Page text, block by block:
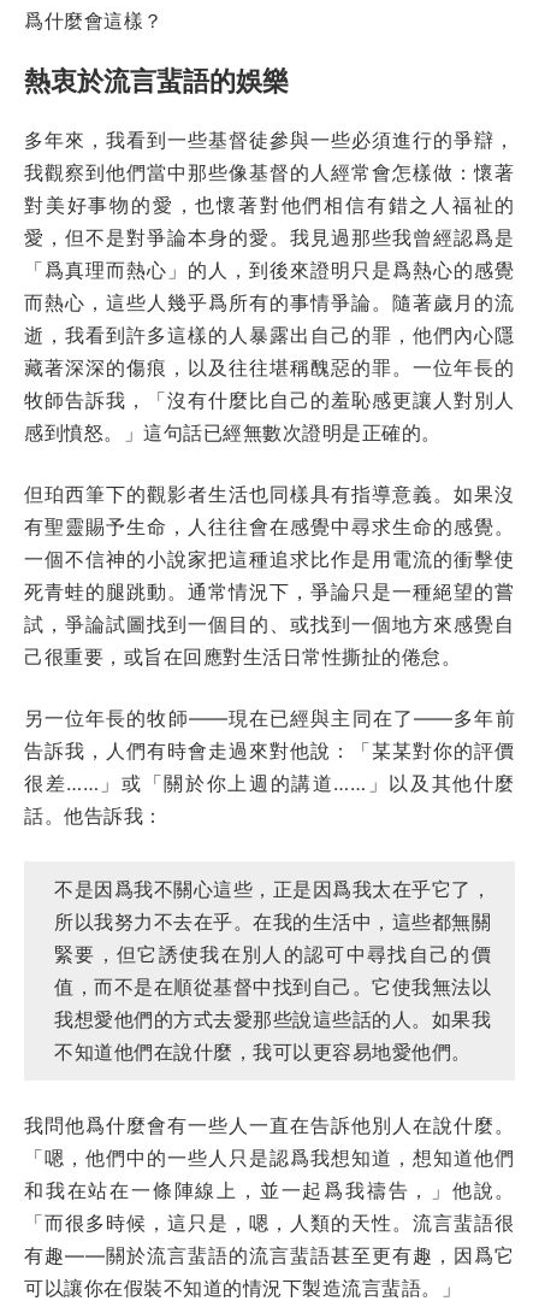
爲什麼會這樣？
熱衷於流言蜚語的娛樂
多年來，我看到一些基督徒參與一些必須進行的爭辯，
我觀察到他們當中那些像基督的人經常會怎樣做：懷著
對美好事物的愛，也懷著對他們相信有錯之人福祉的
愛，但不是對爭論本身的愛。我見過那些我曾經認爲是
「爲真理而熱心」的人，到後來證明只是爲熱心的感覺
而熱心，這些人幾乎爲所有的事情爭論。隨著歲月的流
逝，我看到許多這樣的人暴露出自己的罪，他們內心隱
藏著深深的傷痕，以及往往堪稱醜惡的罪。一位年長的
牧師告訴我，「沒有什麼比自己的羞恥感更讓人對別人
感到憤怒。」這句話已經無數次證明是正確的。
但珀西筆下的觀影者生活也同樣具有指導意義。如果沒
有聖靈賜予生命，人往往會在感覺中尋求生命的感覺。
一個不信神的小說家把這種追求比作是用電流的衝擊使
死青蛙的腿跳動。通常情況下，爭論只是一種絕望的嘗
試，爭論試圖找到一個目的、或找到一個地方來感覺自
己很重要，或旨在回應對生活日常性撕扯的倦怠。
另一位年長的牧師——現在已經與主同在了——多年前
告訴我，人們有時會走過來對他說：「某某對你的評價
很差……」或「關於你上週的講道……」以及其他什麼
話。他告訴我：
不是因爲我不關心這些，正是因爲我太在乎它了，
所以我努力不去在乎。在我的生活中，這些都無關
緊要，但它誘使我在別人的認可中尋找自己的價
值，而不是在順從基督中找到自己。它使我無法以
我想愛他們的方式去愛那些說這些話的人。如果我
不知道他們在說什麼，我可以更容易地愛他們。
我問他爲什麼會有一些人一直在告訴他別人在說什麼。
「嗯，他們中的一些人只是認爲我想知道，想知道他們
和我在站在一條陣線上，並一起爲我禱告，」他說。
「而很多時候，這只是，嗯，人類的天性。流言蜚語很
有趣——關於流言蜚語的流言蜚語甚至更有趣，因爲它
可以讓你在假裝不知道的情況下製造流言蜚語。」